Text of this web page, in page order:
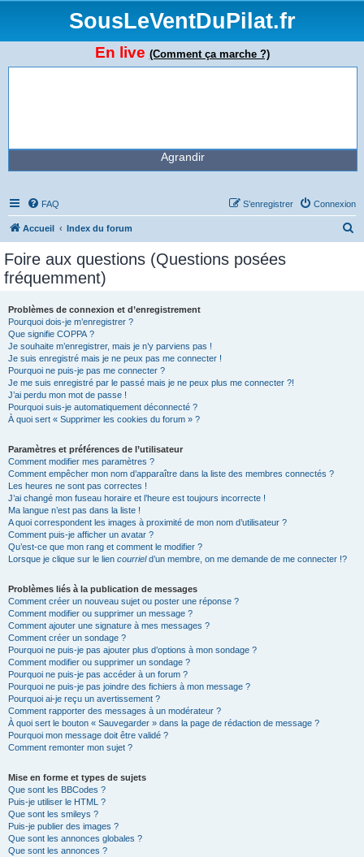
SousLeVentDuPilat.fr
En live (Comment ça marche ?)
Agrandir
FAQ Connexion
S’enregistrer
Accueil Index du forum
Foire aux questions (Questions posées
fréquemment)
Problèmes de connexion et d’enregistrement
Pourquoi dois-je m’enregistrer ?
Que signifie COPPA ?
Je souhaite m’enregistrer, mais je n’y parviens pas !
Je suis enregistré mais je ne peux pas me connecter !
Pourquoi ne puis-je pas me connecter ?
Je me suis enregistré par le passé mais je ne peux plus me connecter ?!
J’ai perdu mon mot de passe !
Pourquoi suis-je automatiquement déconnecté ?
À quoi sert « Supprimer les cookies du forum » ?
Paramètres et préférences de l’utilisateur
Comment modifier mes paramètres ?
Comment empêcher mon nom d’apparaître dans la liste des membres connectés ?
Les heures ne sont pas correctes !
J’ai changé mon fuseau horaire et l’heure est toujours incorrecte !
Ma langue n’est pas dans la liste !
A quoi correspondent les images à proximité de mon nom d’utilisateur ?
Comment puis-je afficher un avatar ?
Qu’est-ce que mon rang et comment le modifier ?
Lorsque je clique sur le lien courrield’un membre, on me demande de me connecter !?
Problèmes liés à la publication de messages
Comment créer un nouveau sujet ou poster une réponse ?
Comment modifier ou supprimer un message ?
Comment ajouter une signature à mes messages ?
Comment créer un sondage ?
Pourquoi ne puis-je pas ajouter plus d’options à mon sondage ?
Comment modifier ou supprimer un sondage ?
Pourquoi ne puis-je pas accéder à un forum ?
Pourquoi ne puis-je pas joindre des fichiers à mon message ?
Pourquoi ai-je reçu un avertissement ?
Comment rapporter des messages à un modérateur ?
À quoi sert le bouton « Sauvegarder » dans la page de rédaction de message ?
Pourquoi mon message doit être validé ?
Comment remonter mon sujet ?
Mise en forme et types de sujets
Que sont les BBCodes ?
Puis-je utiliser le HTML ?
Que sont les smileys ?
Puis-je publier des images ?
Que sont les annonces globales ?
Que sont les annonces ?